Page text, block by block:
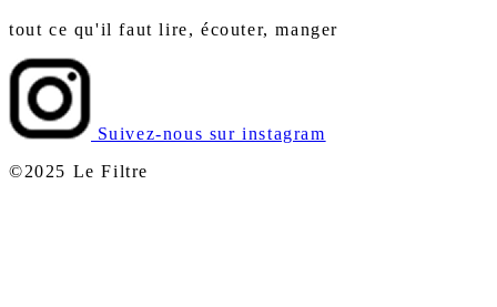
tout ce qu'il faut lire, écouter, manger
Suivez-nous sur instagram
©2025 Le Filtre